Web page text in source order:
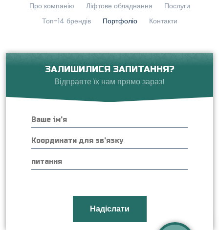
Про компанію Ліфтове обладнання
Послуги
Топ-14 брендів
Портфоліо Контакти
ЗАЛИШИЛИСЯ ЗАПИТАННЯ?
Відправте їх нам прямо зараз!